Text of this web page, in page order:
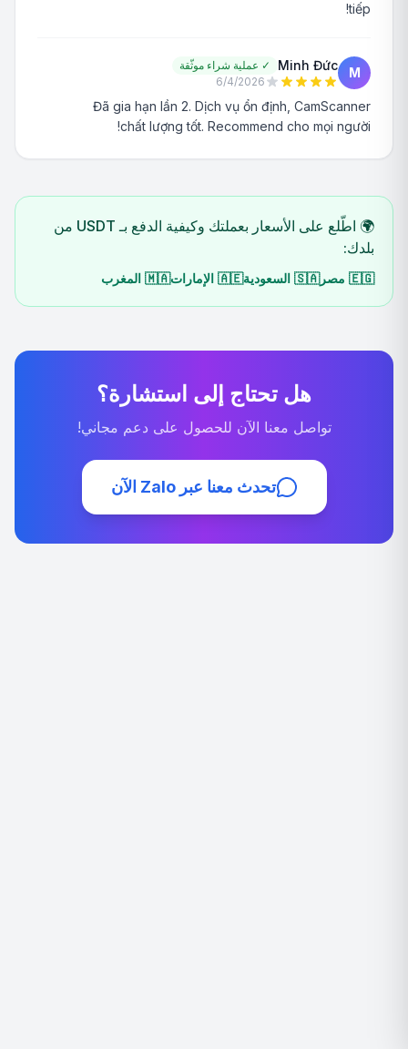
tiếp!
M
Minh Đức
✓ عملية شراء موثّقة
6/4/2026
Đã gia hạn lần 2. Dịch vụ ổn định, CamScanner
chất lượng tốt. Recommend cho mọi người!
🌍 اطّلع على الأسعار بعملتك وكيفية الدفع بـ USDT من
بلدك:
🇪🇬 مصر🇸🇦 السعودية🇦🇪 الإمارات🇲🇦 المغرب
هل تحتاج إلى استشارة؟
تواصل معنا الآن للحصول على دعم مجاني!
تحدث معنا عبر Zalo الآن